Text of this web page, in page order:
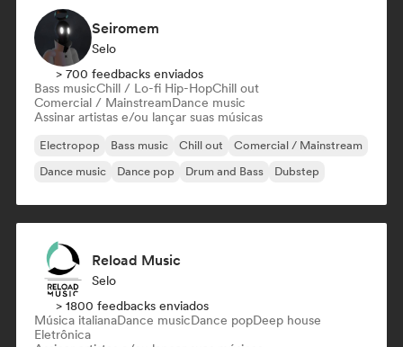
Seiromem
Selo
> 700 feedbacks enviados
Bass musicChill / Lo-fi Hip-HopChill out
Comercial / MainstreamDance music
Assinar artistas e/ou lançar suas músicas
Electropop Bass music Chill out
Comercial / Mainstream
Dance music
Dance pop Drum and Bass Dubstep
Reload Music
Selo
> 1800 feedbacks enviados
Música italianaDance musicDance popDeep house
Eletrônica